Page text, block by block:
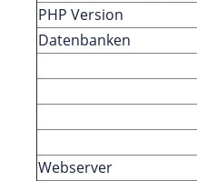
PHP Version
Datenbanken
Webserver